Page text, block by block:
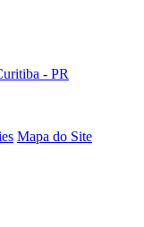
- PR
Mapa do Site